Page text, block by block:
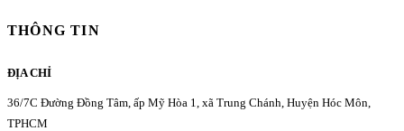
THÔNG TIN
ĐỊA CHỈ
36/7C Đường Đồng Tâm, ấp Mỹ Hòa 1, xã Trung Chánh, Huyện Hóc Môn,
TPHCM